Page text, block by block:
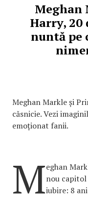
Meghan
Harry,
nuntă pe
Meghan Markle și
căsnicie. Vezi
emoționat fanii.
Meghan
nou
iubire: 8